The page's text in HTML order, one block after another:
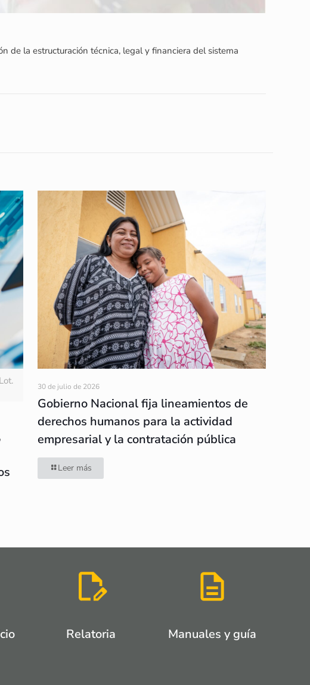
de la estructuración técnica, legal y financiera del sistema
30 de julio de 2026
Gobierno Nacional fija lineamientos de
derechos humanos para la actividad
empresarial y la contratación pública
Leer más
Relatoria Manuales y guía